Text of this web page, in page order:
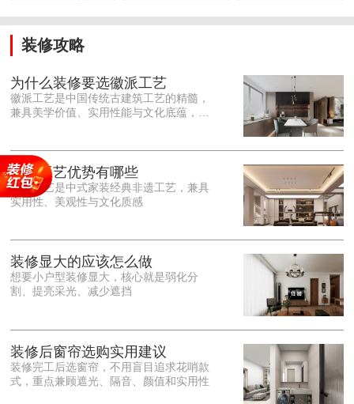
装修攻略
为什么装修要选徽派工艺
徽派工艺是中国传统古建筑工艺的精髓，
兼具美学价值、实用性能与文化底蕴，优
雕细琢的砖、木、石雕为特色，线条古朴
大气，意境悠远，自带东方中式雅致韵
味，耐看且不易过时。<o:p></o:p> 在工
艺品质上，徽派工艺遵循古法匠心工序，
保耐用，抗风化、耐腐蚀，使用
徽派工艺优势有哪些
徽派工艺是中式家装经典非遗工艺，兼具
实用性、美观性与文化质感
装修显大的应该怎么做
想要小户型装修显大，核心就是弱化分
割、提亮采光、减少遮挡
装修后窗帘选购实用建议
装修完工后选窗帘，不用盲目追求花哨款
式，重点兼顾遮光、隔音、颜值和实用性